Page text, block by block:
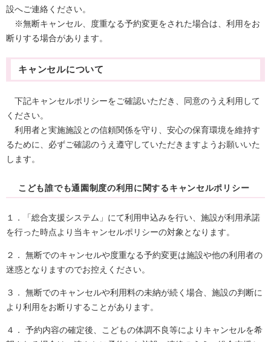
設へご連絡ください。
※無断キャンセル、度重なる予約変更をされた場合は、利用をお
断りする場合があります。
キャンセルについて
下記キャンセルポリシーをご確認いただき、同意のうえ利用して
ください。
利用者と実施施設との信頼関係を守り、安心の保育環境を維持す
るために、必ずご確認のうえ遵守していただきますようお願いいた
します。
こども誰でも通園制度の利用に関するキャンセルポリシー​​
１．「総合支援システム」にて利用申込みを行い、施設が利用承諾
を行った時点より当キャンセルポリシーの対象となります。
２． 無断でのキャンセルや度重なる予約変更は施設や他の利用者の
迷惑となりますのでお控えください。
３． 無断でのキャンセルや利用料の未納が続く場合、施設の判断に
より利用をお断りすることがあります。
４． 予約内容の確定後、こどもの体調不良等によりキャンセルを希